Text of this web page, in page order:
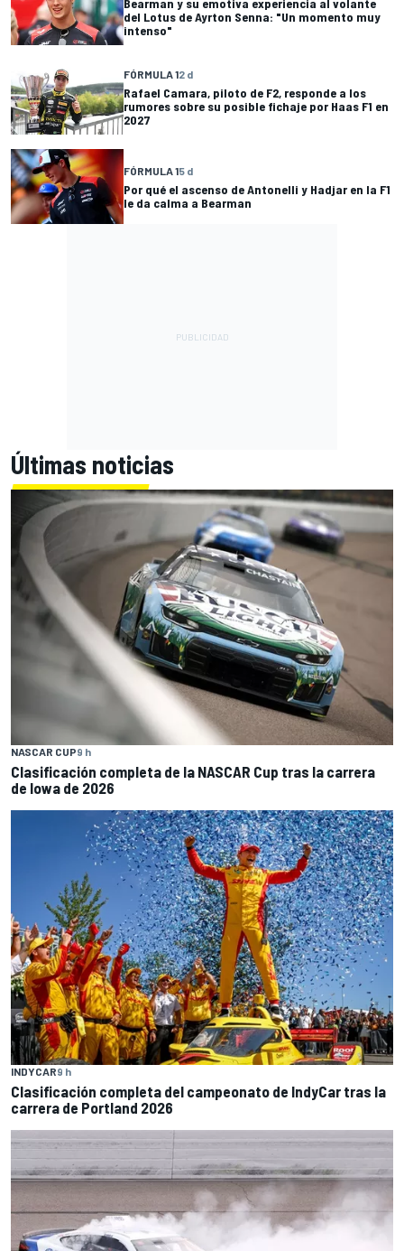
del Lotus de Ayrton Senna: "Un momento muy
intenso"
FÓRMULA 12 d
Rafael Camara, piloto de F2, responde a los
rumores sobre su posible fichaje por Haas F1 en
2027
FÓRMULA 15 d
Por qué el ascenso de Antonelli y Hadjar en la F1
le da calma a Bearman
Últimas noticias
NASCAR CUP9 h
Clasificación completa de la NASCAR Cup tras la carrera
de Iowa de 2026
INDYCAR9 h
Clasificación completa del campeonato de IndyCar tras la
carrera de Portland 2026